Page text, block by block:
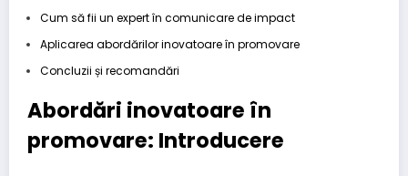
Cum să fii un expert în comunicare de impact
Aplicarea abordărilor inovatoare în promovare
Concluzii și recomandări
Abordări inovatoare în
promovare: Introducere